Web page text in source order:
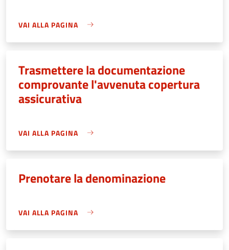
VAI ALLA PAGINA
Trasmettere la documentazione
comprovante l'avvenuta copertura
assicurativa
VAI ALLA PAGINA
Prenotare la denominazione
VAI ALLA PAGINA